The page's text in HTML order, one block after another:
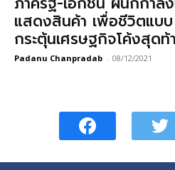
แสดงสินค้า เพื่อชีวิตแบ
กระตุ้นเศรษฐกิจโค้งสุดท้
Padanu Chanpradab - 08/12/2021